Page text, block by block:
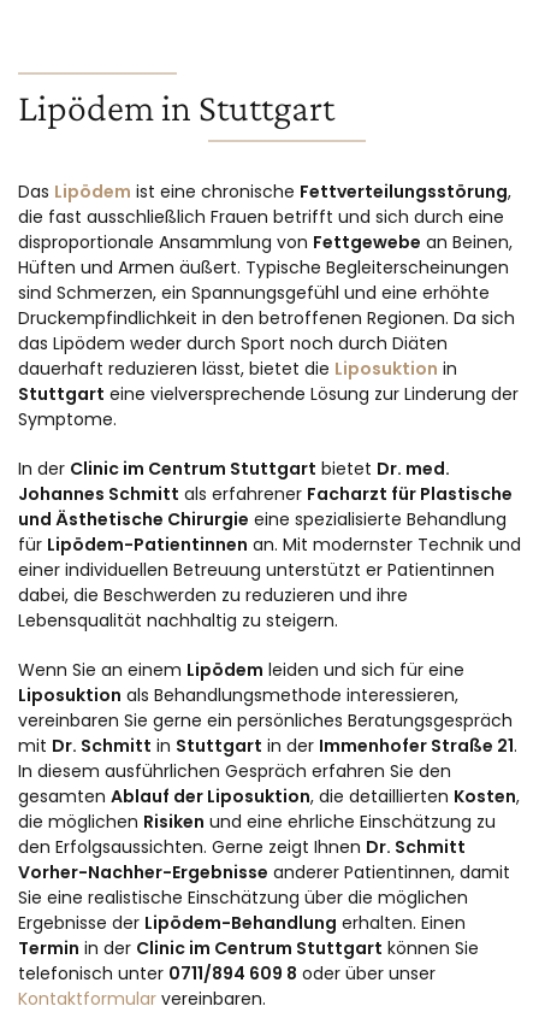
Lipödem in Stuttgart
Das Lipödem ist eine chronische Fettverteilungsstörung,
die fast ausschließlich Frauen betrifft und sich durch eine
disproportionale Ansammlung von Fettgewebe an Beinen,
Hüften und Armen äußert. Typische Begleiterscheinungen
sind Schmerzen, ein Spannungsgefühl und eine erhöhte
Druckempfindlichkeit in den betroffenen Regionen. Da sich
das Lipödem weder durch Sport noch durch Diäten
dauerhaft reduzieren lässt, bietet die Liposuktion in
Stuttgart eine vielversprechende Lösung zur Linderung der
Symptome.
In der Clinic im Centrum Stuttgart bietet Dr. med.
Johannes Schmitt als erfahrener Facharzt für Plastische
und Ästhetische Chirurgie eine spezialisierte Behandlung
für Lipödem-Patientinnen an. Mit modernster Technik und
einer individuellen Betreuung unterstützt er Patientinnen
dabei, die Beschwerden zu reduzieren und ihre
Lebensqualität nachhaltig zu steigern.
Wenn Sie an einem Lipödem leiden und sich für eine
Liposuktion als Behandlungsmethode interessieren,
vereinbaren Sie gerne ein persönliches Beratungsgespräch
mit Dr. Schmitt in Stuttgart in der Immenhofer Straße 21.
In diesem ausführlichen Gespräch erfahren Sie den
gesamten Ablauf der Liposuktion, die detaillierten Kosten,
die möglichen Risiken und eine ehrliche Einschätzung zu
den Erfolgsaussichten. Gerne zeigt Ihnen Dr. Schmitt
Vorher-Nachher-Ergebnisse anderer Patientinnen, damit
Sie eine realistische Einschätzung über die möglichen
Ergebnisse der Lipödem-Behandlung erhalten. Einen
Termin in der Clinic im Centrum Stuttgart können Sie
telefonisch unter 0711/894 609 8 oder über unser
Kontaktformular vereinbaren.